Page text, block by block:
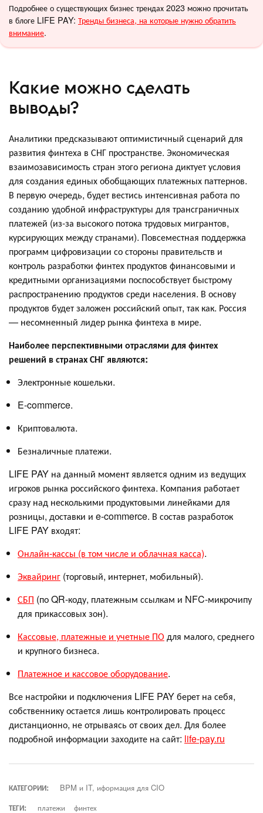
Подробнее о существующих бизнес трендах 2023 можно прочитать
в блоге LIFE PAY: Тренды бизнеса, на которые нужно обратить
внимание.
Какие можно сделать
выводы?
Аналитики предсказывают оптимистичный сценарий для
развития финтеха в СНГ пространстве. Экономическая
взаимозависимость стран этого региона диктует условия
для создания единых обобщающих платежных паттернов.
В первую очередь, будет вестись интенсивная работа по
созданию удобной инфраструктуры для трансграничных
платежей (из-за высокого потока трудовых мигрантов,
курсирующих между странами). Повсеместная поддержка
программ цифровизации со стороны правительств и
контроль разработки финтех продуктов финансовыми и
кредитными организациями поспособствует быстрому
распространению продуктов среди населения. В основу
продуктов будет заложен российский опыт, так как. Россия
— несомненный лидер рынка финтеха в мире.
Наиболее перспективными отраслями для финтех
решений в странах СНГ являются:
Электронные кошельки.
E-commerce.
Криптовалюта.
Безналичные платежи.
LIFE PAY на данный момент является одним из ведущих
игроков рынка российского финтеха. Компания работает
сразу над несколькими продуктовыми линейками для
розницы, доставки и e-commerce. В состав разработок
LIFE PAY входят:
Онлайн-кассы (в том числе и облачная касса).
Эквайринг (торговый, интернет, мобильный).
СБП (по QR-коду, платежным ссылкам и NFC-микрочипу
для прикассовых зон).
Кассовые, платежные и учетные ПО для малого, среднего
и крупного бизнеса.
Платежное и кассовое оборудование.
Все настройки и подключения LIFE PAY берет на себя,
собственнику остается лишь контролировать процесс
дистанционно, не отрываясь от своих дел. Для более
подробной информации заходите на сайт: life-pay.ru
КАТЕГОРИИ:
BPM и IT, иформация для CIO
ТЕГИ:
платежи финтех